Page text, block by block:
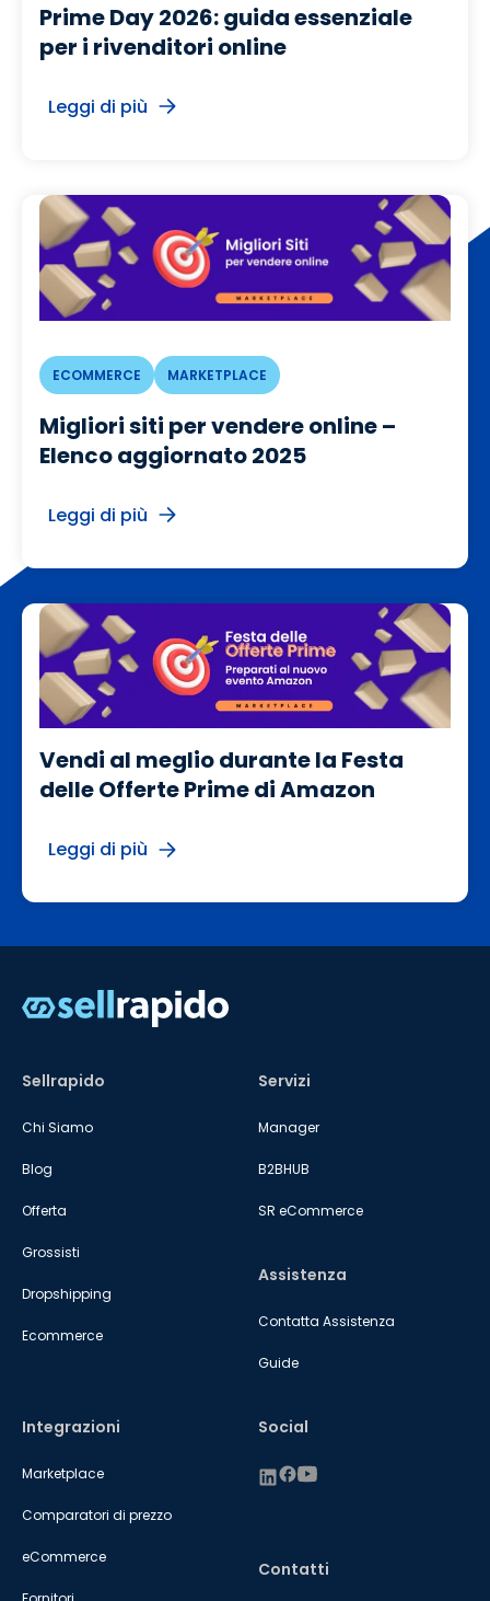
Prime Day 2026: guida essenziale
per i rivenditori online
Leggi di più
ECOMMERCE MARKETPLACE
Migliori siti per vendere online –
Elenco aggiornato 2025
Leggi di più
Vendi al meglio durante la Festa
delle Offerte Prime di Amazon
Leggi di più
Sellrapido
Chi Siamo
Blog
Offerta
Grossisti
Dropshipping
Ecommerce
Servizi
Manager
B2BHUB
SR eCommerce
Integrazioni
Marketplace
Comparatori di prezzo
eCommerce
Assistenza
Contatta Assistenza
Guide
Contatti
Social